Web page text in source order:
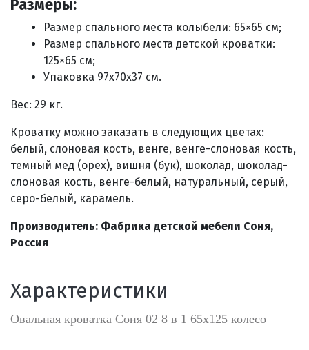
Размеры:
Размер спального места колыбели: 65×65 см;
Размер спального места детской кроватки:
125×65 см;
Упаковка 97х70х37 см.
Вес: 29 кг.
Кроватку можно заказать в следующих цветах:
белый, слоновая кость, венге, венге-слоновая кость,
темный мед (орех), вишня (бук), шоколад, шоколад-
слоновая кость, венге-белый, натуральный, серый,
серо-белый, карамель.
Производитель: Фабрика детской мебели Соня,
Россия
Характеристики
Овальная кроватка Соня 02 8 в 1 65х125 колесо